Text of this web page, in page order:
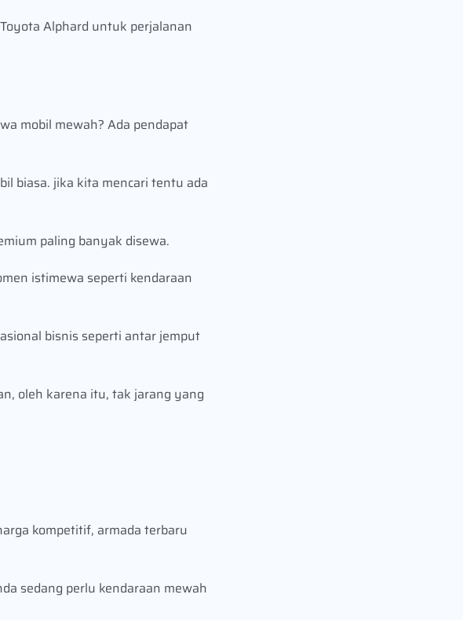
Alphard untuk perjalanan
mobil mewah? Ada pendapat
biasa. jika kita mencari tentu ada
paling banyak disewa.
istimewa seperti kendaraan
bisnis seperti antar jemput
oleh karena itu, tak jarang yang
kompetitif, armada terbaru
sedang perlu kendaraan mewah